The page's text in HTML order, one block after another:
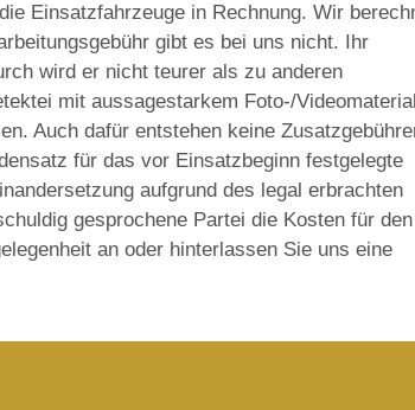
Einsatzfahrzeuge in Rechnung. Wir
gibt es bei uns nicht. Ihr
wird er nicht teurer als zu anderen
mit aussagestarkem Foto-/Videomaterial
Auch dafür entstehen keine
für das vor Einsatzbeginn festgelegte
aufgrund des legal erbrachten
gesprochene Partei die Kosten für den
an oder hinterlassen Sie uns eine